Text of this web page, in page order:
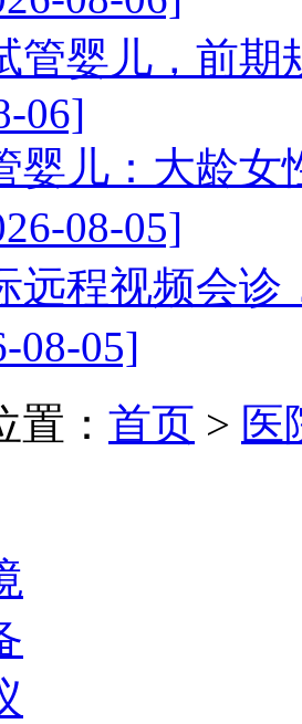
管婴儿，前
06]
婴儿：大龄
08-05]
远程视频会诊
08-05]
： 首页 > 医